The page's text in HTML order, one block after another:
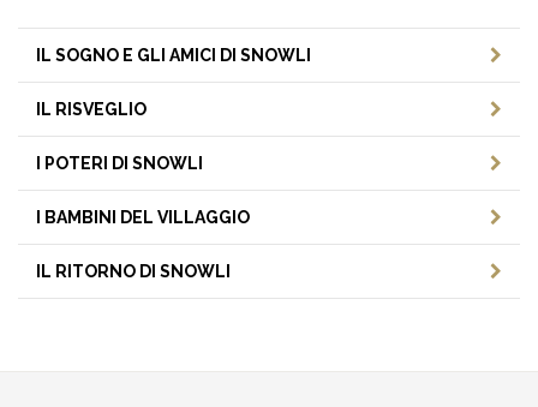
IL SOGNO E GLI AMICI DI SNOWLI
IL RISVEGLIO
I POTERI DI SNOWLI
I BAMBINI DEL VILLAGGIO
IL RITORNO DI SNOWLI